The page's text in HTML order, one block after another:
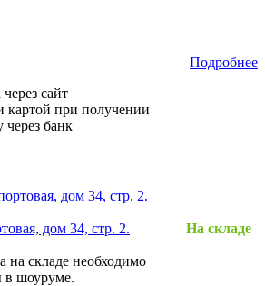
Подробнее
сайт
при получении
через банк
дом 34, стр. 2.
дом 34, стр. 2.
на складе необходимо
в шоуруме.
На складе